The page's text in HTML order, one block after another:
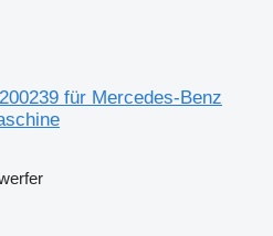
für Mercedes-Benz